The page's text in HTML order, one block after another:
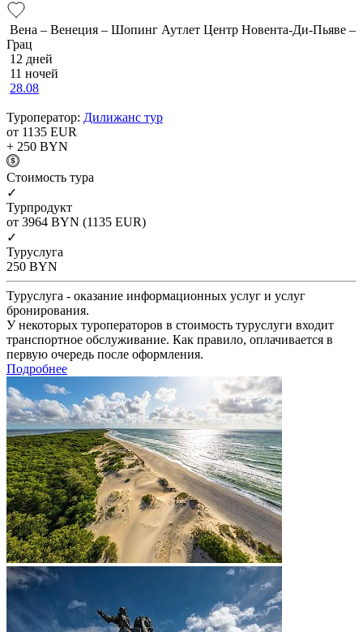
Вена – Венеция – Шопинг Аутлет Центр Новента-Ди-Пьяве –
Грац
12 дней
11 ночей
28.08
Туроператор: Дилижанс тур
от 1135 EUR
+ 250 BYN
Cтоимость тура
✓
Турпродукт
от 3964 BYN (1135 EUR)
✓
Туруслуга
250 BYN
Туруслуга - оказание информационных услуг и услуг
бронирования.
У некоторых туроператоров в стоимость туруслуги входит
транспортное обслуживание. Как правило, оплачивается в
первую очередь после оформления.
Подробнее